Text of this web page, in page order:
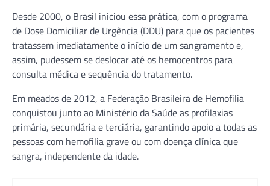
Desde 2000, o Brasil iniciou essa prática, com o programa
de Dose Domiciliar de Urgência (DDU) para que os pacientes
tratassem imediatamente o início de um sangramento e,
assim, pudessem se deslocar até os hemocentros para
consulta médica e sequência do tratamento.
Em meados de 2012, a Federação Brasileira de Hemofilia
conquistou junto ao Ministério da Saúde as profilaxias
primária, secundária e terciária, garantindo apoio a todas as
pessoas com hemofilia grave ou com doença clínica que
sangra, independente da idade.